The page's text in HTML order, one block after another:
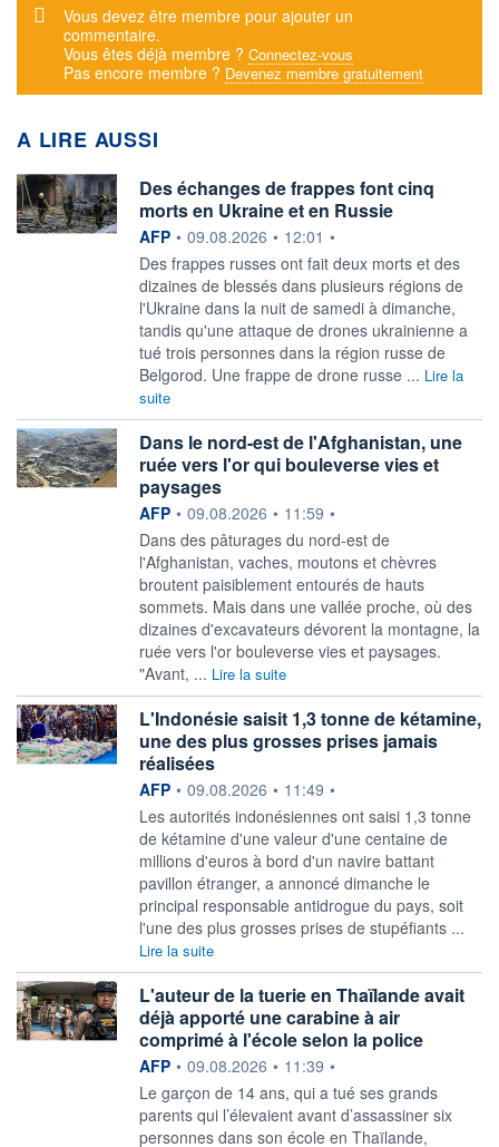
Message d'alerte
Vous devez être membre pour ajouter un
commentaire.
Vous êtes déjà membre ? Connectez-vous
Pas encore membre ? Devenez membre gratuitement
A LIRE AUSSI
Des échanges de frappes font cinq
morts en Ukraine et en Russie
information fournie par
AFP • 09.08.2026 • 12:01 •
Des frappes russes ont fait deux morts et des
dizaines de blessés dans plusieurs régions de
l'Ukraine dans la nuit de samedi à dimanche,
tandis qu'une attaque de drones ukrainienne a
tué trois personnes dans la région russe de
Belgorod. Une frappe de drone russe ... Lire la
suite
Dans le nord-est de l'Afghanistan, une
ruée vers l'or qui bouleverse vies et
paysages
information fournie par
AFP • 09.08.2026 • 11:59 •
Dans des pâturages du nord-est de
l'Afghanistan, vaches, moutons et chèvres
broutent paisiblement entourés de hauts
sommets. Mais dans une vallée proche, où des
dizaines d'excavateurs dévorent la montagne, la
ruée vers l'or bouleverse vies et paysages.
"Avant, ... Lire la suite
L'Indonésie saisit 1,3 tonne de kétamine,
une des plus grosses prises jamais
réalisées
information fournie par
AFP • 09.08.2026 • 11:49 •
Les autorités indonésiennes ont saisi 1,3 tonne
de kétamine d'une valeur d'une centaine de
millions d'euros à bord d'un navire battant
pavillon étranger, a annoncé dimanche le
principal responsable antidrogue du pays, soit
l'une des plus grosses prises de stupéfiants ...
Lire la suite
L'auteur de la tuerie en Thaïlande avait
déjà apporté une carabine à air
comprimé à l'école selon la police
information fournie par
AFP • 09.08.2026 • 11:39 •
Le garçon de 14 ans, qui a tué ses grands
parents qui l’élevaient avant d’assassiner six
personnes dans son école en Thaïlande,